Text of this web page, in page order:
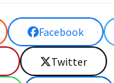
Facebook
Twitter